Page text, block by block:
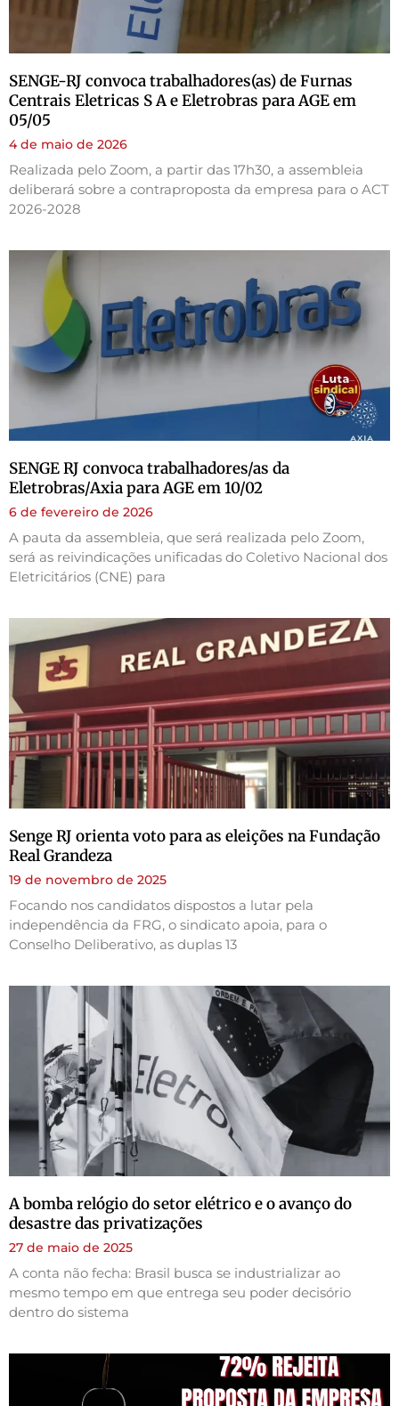
SENGE-RJ convoca trabalhadores(as) de Furnas
Centrais Eletricas S A e Eletrobras para AGE em
05/05
4 de maio de 2026
Realizada pelo Zoom, a partir das 17h30, a assembleia
deliberará sobre a contraproposta da empresa para o ACT
2026-2028
SENGE RJ convoca trabalhadores/as da
Eletrobras/Axia para AGE em 10/02
6 de fevereiro de 2026
A pauta da assembleia, que será realizada pelo Zoom,
será as reivindicações unificadas do Coletivo Nacional dos
Eletricitários (CNE) para
Senge RJ orienta voto para as eleições na Fundação
Real Grandeza
19 de novembro de 2025
Focando nos candidatos dispostos a lutar pela
independência da FRG, o sindicato apoia, para o
Conselho Deliberativo, as duplas 13
A bomba relógio do setor elétrico e o avanço do
desastre das privatizações
27 de maio de 2025
A conta não fecha: Brasil busca se industrializar ao
mesmo tempo em que entrega seu poder decisório
dentro do sistema